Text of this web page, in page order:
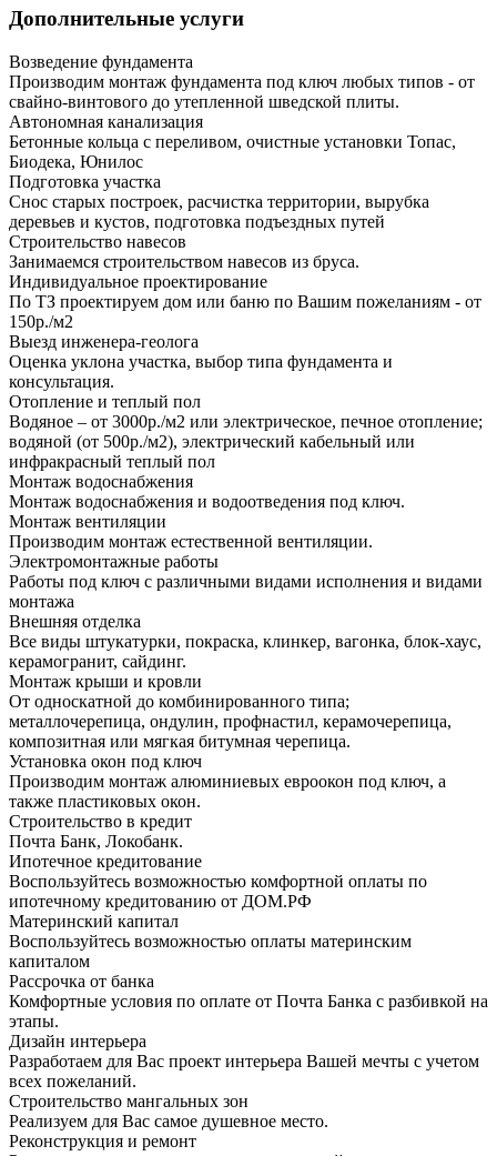
Дополнительные услуги
Возведение фундамента
Производим монтаж фундамента под ключ любых типов - от
свайно-винтового до утепленной шведской плиты.
Автономная канализация
Бетонные кольца с переливом, очистные установки Топас,
Биодека, Юнилос
Подготовка участка
Снос старых построек, расчистка территории, вырубка
деревьев и кустов, подготовка подъездных путей
Строительство навесов
Занимаемся строительством навесов из бруса.
Индивидуальное проектирование
По ТЗ проектируем дом или баню по Вашим пожеланиям - от
150р./м2
Выезд инженера-геолога
Оценка уклона участка, выбор типа фундамента и
консультация.
Отопление и теплый пол
Водяное – от 3000р./м2 или электрическое, печное отопление;
водяной (от 500р./м2), электрический кабельный или
инфракрасный теплый пол
Монтаж водоснабжения
Монтаж водоснабжения и водоотведения под ключ.
Монтаж вентиляции
Производим монтаж естественной вентиляции.
Электромонтажные работы
Работы под ключ с различными видами исполнения и видами
монтажа
Внешняя отделка
Все виды штукатурки, покраска, клинкер, вагонка, блок-хаус,
керамогранит, сайдинг.
Монтаж крыши и кровли
От односкатной до комбинированного типа;
металлочерепица, ондулин, профнастил, керамочерепица,
композитная или мягкая битумная черепица.
Установка окон под ключ
Производим монтаж алюминиевых евроокон под ключ, а
также пластиковых окон.
Строительство в кредит
Почта Банк, Локобанк.
Ипотечное кредитование
Воспользуйтесь возможностью комфортной оплаты по
ипотечному кредитованию от ДОМ.РФ
Материнский капитал
Воспользуйтесь возможностью оплаты материнским
капиталом
Рассрочка от банка
Комфортные условия по оплате от Почта Банка с разбивкой на
этапы.
Дизайн интерьера
Разработаем для Вас проект интерьера Вашей мечты с учетом
всех пожеланий.
Строительство мангальных зон
Реализуем для Вас самое душевное место.
Реконструкция и ремонт